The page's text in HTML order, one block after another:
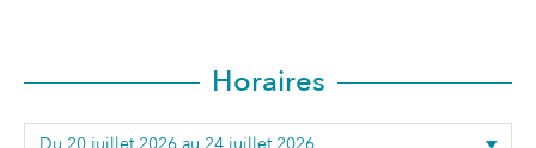
Horaires